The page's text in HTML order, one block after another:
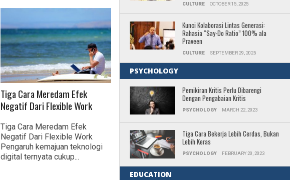
READ MORE
Tiga Cara Meredam Efek
Negatif Dari Flexible Work
Tiga Cara Meredam Efek
Negatif Dari Flexible Work
Pengaruh kemajuan teknologi
digital ternyata cukup...
CULTURE OCTOBER 15, 2025
Kunci Kolaborasi Lintas Generasi:
Rahasia “Say-Do Ratio” 100% ala
Praveen
CULTURE SEPTEMBER 29, 2025
PSYCHOLOGY
Pemikiran Kritis Perlu Dibarengi
Dengan Pengabaian Kritis
PSYCHOLOGY MARCH 22, 2023
Tiga Cara Bekerja Lebih Cerdas, Bukan
Lebih Keras
PSYCHOLOGY FEBRUARY 20, 2023
EDUCATION